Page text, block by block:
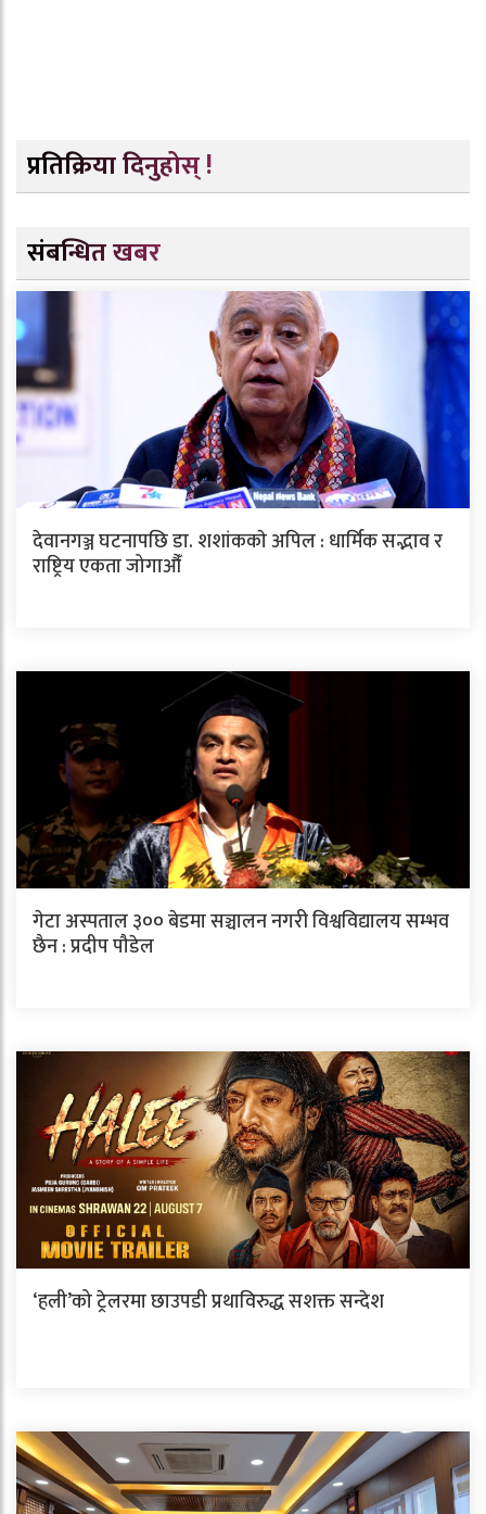
प्रतिक्रिया दिनुहोस् !
संबन्धित खबर
देवानगञ्ज घटनापछि डा. शशांककाे अपिल : धार्मिक सद्भाव र
राष्ट्रिय एकता जोगाऔँ
गेटा अस्पताल ३०० बेडमा सञ्चालन नगरी विश्वविद्यालय सम्भव
छैन : प्रदीप पौडेल
‘हली’को ट्रेलरमा छाउपडी प्रथाविरुद्ध सशक्त सन्देश